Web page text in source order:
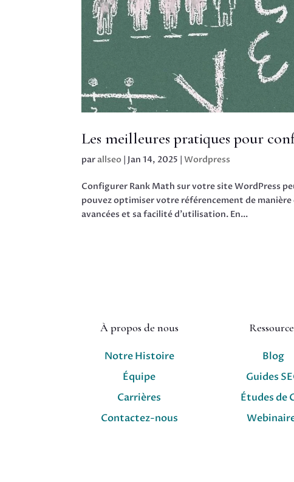
Les meilleures pratiques pour
parallseo | Jan 14, 2025 |Wordpress
Configurer Rank Math sur votre site WordPress
pouvez optimiser votre référencement de
avancées et sa facilité d’utilisation. En...
À propos de nous
Notre Histoire
Équipe
Carrières
Contactez-nous
Blog
Guides
Études de